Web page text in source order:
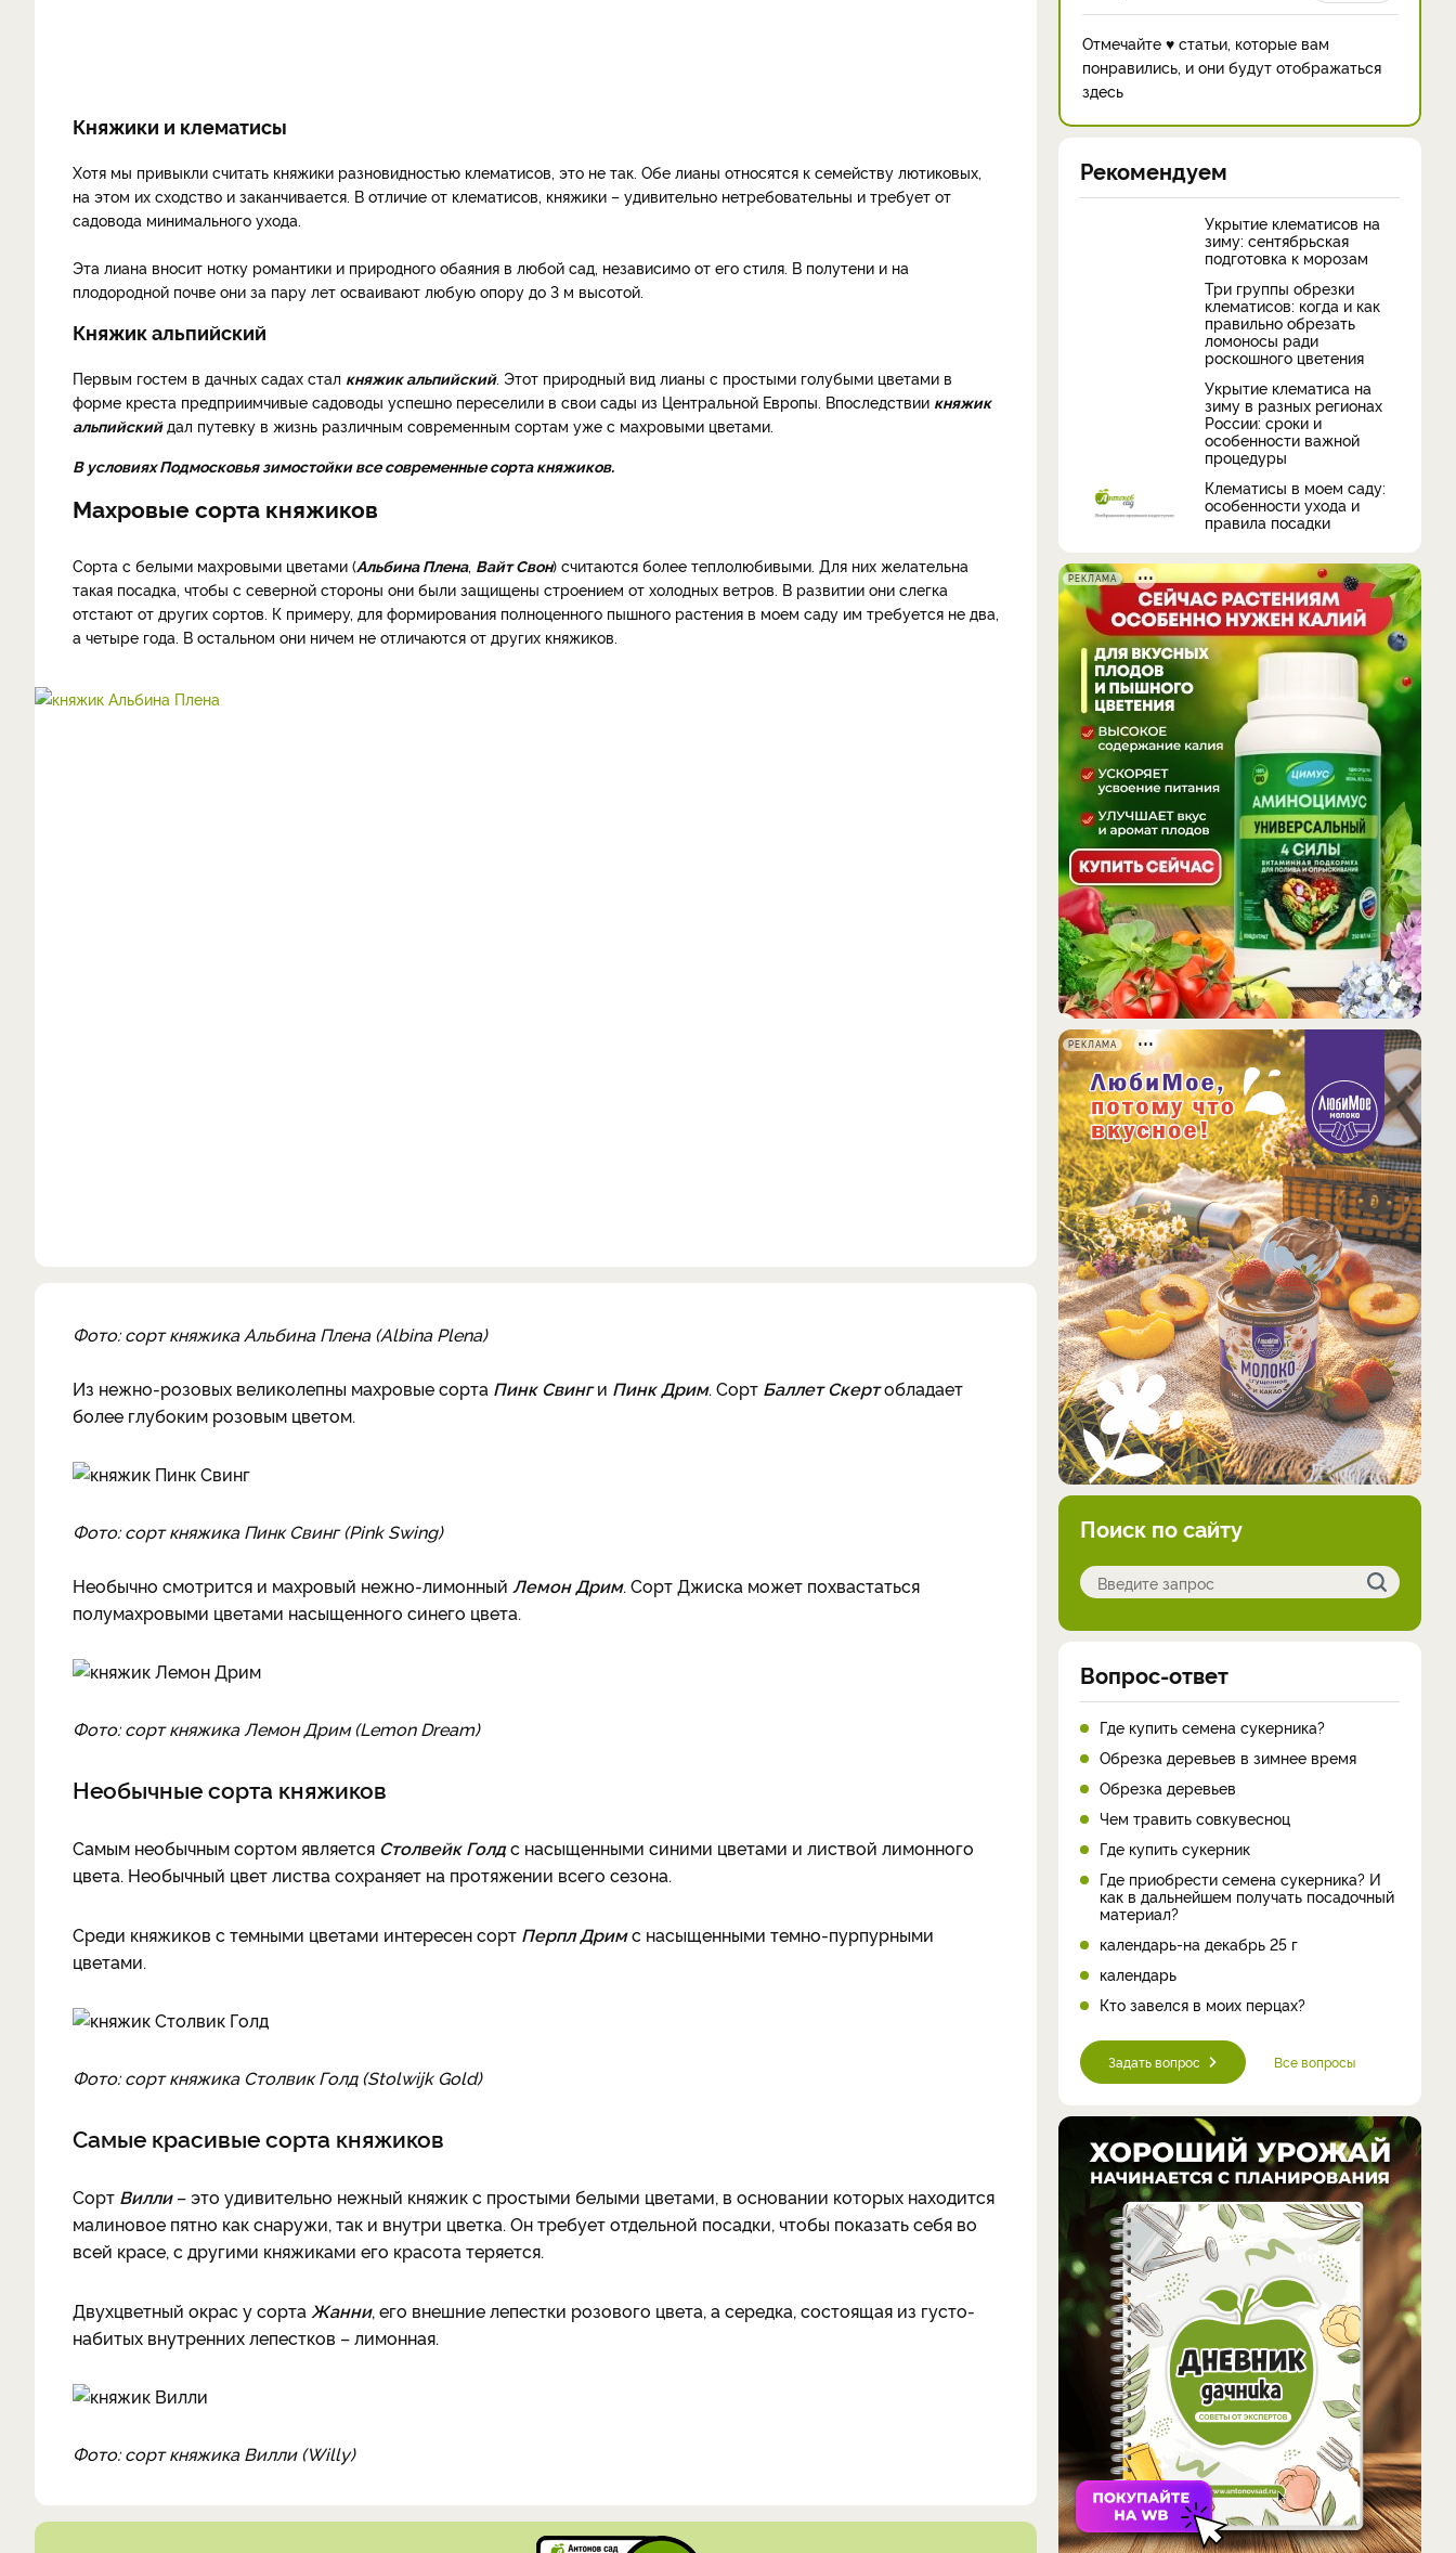
Княжики и клематисы
Хотя мы привыкли считать княжики разновидностью клематисов, это не так. Обе лианы относятся к семейству лютиковых,
на этом их сходство и заканчивается. В отличие от клематисов, княжики – удивительно нетребовательны и требует от
садовода минимального ухода.
Эта лиана вносит нотку романтики и природного обаяния в любой сад, независимо от его стиля. В полутени и на
плодородной почве они за пару лет осваивают любую опору до 3 м высотой.
Княжик альпийский
Первым гостем в дачных садах стал княжик альпийский. Этот природный вид лианы с простыми голубыми цветами в
форме креста предприимчивые садоводы успешно переселили в свои сады из Центральной Европы. Впоследствии княжик
альпийскийдал путевку в жизнь различным современным сортам уже с махровыми цветами.
В условиях Подмосковья зимостойки все современные сорта княжиков.
Махровые сорта княжиков
Сорта с белыми махровыми цветами (Альбина Плена, Вайт Свон) считаются более теплолюбивыми. Для них желательна
такая посадка, чтобы с северной стороны они были защищены строением от холодных ветров. В развитии они слегка
отстают от других сортов. К примеру, для формирования полноценного пышного растения в моем саду им требуется не два,
а четыре года. В остальном они ничем не отличаются от других княжиков.
Фото: сорт княжика Альбина Плена (Albina Plena)
Из нежно-розовых великолепны махровые сорта Пинк Свинги Пинк Дрим. Сорт Баллет Скертобладает
более глубоким розовым цветом.
Фото: сорт княжика Пинк Свинг (Pink Swing)
Необычно смотрится и махровый нежно-лимонный Лемон Дрим. Сорт Джиска может похвастаться
полумахровыми цветами насыщенного синего цвета.
Фото: сорт княжика Лемон Дрим (Lemon Dream)
Необычные сорта княжиков
Самым необычным сортом является Столвейк Голдс насыщенными синими цветами и листвой лимонного
цвета. Необычный цвет листва сохраняет на протяжении всего сезона.
Среди княжиков с темными цветами интересен сорт Перпл Дримс насыщенными темно-пурпурными
цветами.
Фото: сорт княжика Столвик Голд (Stolwijk Gold)
Самые красивые сорта княжиков
Сорт Вилли– это удивительно нежный княжик с простыми белыми цветами, в основании которых находится
малиновое пятно как снаружи, так и внутри цветка. Он требует отдельной посадки, чтобы показать себя во
всей красе, с другими княжиками его красота теряется.
Двухцветный окрас у сорта Жанни, его внешние лепестки розового цвета, а середка, состоящая из густо-
набитых внутренних лепестков – лимонная.
Фото: сорт княжика Вилли (Willy)
Отмечайте ♥ статьи, которые вам
понравились, и они будут отображаться
здесь
Рекомендуем
Укрытие клематисов на
зиму: сентябрьская
подготовка к морозам
Три группы обрезки
клематисов: когда и как
правильно обрезать
ломоносы ради
роскошного цветения
Укрытие клематиса на
зиму в разных регионах
России: сроки и
особенности важной
процедуры
Клематисы в моем саду:
особенности ухода и
правила посадки
РЕКЛАМА
РЕКЛАМА
Поиск по сайту
Вопрос-ответ
Где купить семена сукерника?
Обрезка деревьев в зимнее время
Обрезка деревьев
Чем травить совкувесноц
Где купить сукерник
Где приобрести семена сукерника? И
как в дальнейшем получать посадочный
материал?
календарь-на декабрь 25 г
календарь
Кто завелся в моих перцах?
Задать вопрос Все вопросы